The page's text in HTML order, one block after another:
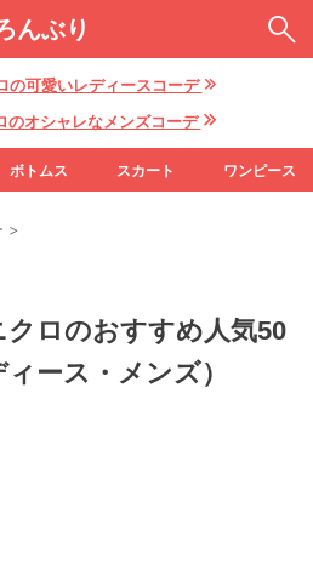
んぶり
の可愛いレディースコーデ
オシャレなメンズコーデ
ボトムス スカート ワンピース
>
クロのおすすめ人気50
ース・メンズ）